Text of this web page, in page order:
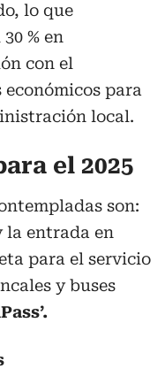
lo que
% en
con el
para
local.
el 2025
son:
la entrada en
para el servicio
y buses